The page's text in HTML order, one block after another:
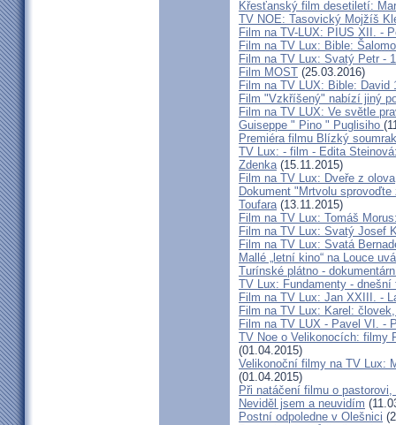
Křesťanský film desetiletí:
TV NOE: Tasovický Mojžíš
Film na TV-LUX: PIUS XII. -
Film na TV Lux: Bible:
Film na TV Lux: Svatý Petr -
Film MOST (25.03.2016)
Film na TV LUX: Bible: David
Film "Vzkříšený" nabízí jiný
Film na TV LUX: Ve světle
Guiseppe " Pino " Puglisiho
Premiéra filmu Blízký soumrak
TV Lux: - film - Edita
Zdenka(15.11.2015)
Film na TV Lux: Dveře z olova
Dokument "Mrtvolu
Toufara(13.11.2015)
Film na TV Lux: Tomáš
Film na TV Lux: Svatý Josef
Film na TV Lux: Svatá
Mallé „letní kino“ na Louce
Turínské plátno -
TV Lux: Fundamenty - dnešní
Film na TV Lux: Jan XXIII. -
Film na TV Lux: Karel:
Film na TV LUX - Pavel VI. -
TV Noe o Velikonocích: filmy
(01.04.2015)
Velikonoční filmy na TV Lux:
(01.04.2015)
Při natáčení filmu o
Neviděl jsem a neuvidím
Postní odpoledne v Olešnici